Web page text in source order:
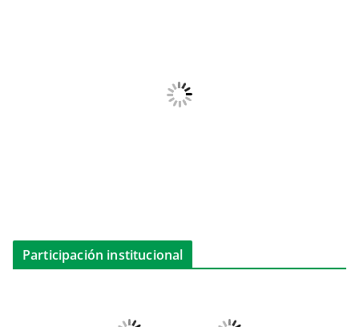
Participación institucional